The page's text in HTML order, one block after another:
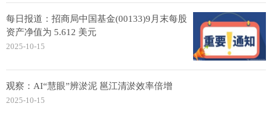
每日报道：招商局中国基金(00133)9月末每股
资产净值为 5.612 美元
2025-10-15
观察：AI“慧眼”辨淤泥 邕江清淤效率倍增
2025-10-15